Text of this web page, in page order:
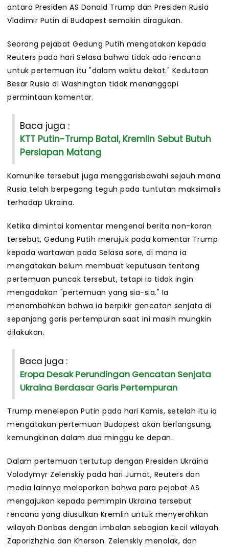
antara Presiden AS Donald Trump dan Presiden Rusia
Vladimir Putin di Budapest semakin diragukan.
Seorang pejabat Gedung Putih mengatakan kepada
Reuters pada hari Selasa bahwa tidak ada rencana
untuk pertemuan itu "dalam waktu dekat." Kedutaan
Besar Rusia di Washington tidak menanggapi
permintaan komentar.
Baca juga :
KTT Putin-Trump Batal, Kremlin Sebut Butuh
Persiapan Matang
Komunike tersebut juga menggarisbawahi sejauh mana
Rusia telah berpegang teguh pada tuntutan maksimalis
terhadap Ukraina.
Ketika dimintai komentar mengenai berita non-koran
tersebut, Gedung Putih merujuk pada komentar Trump
kepada wartawan pada Selasa sore, di mana ia
mengatakan belum membuat keputusan tentang
pertemuan puncak tersebut, tetapi ia tidak ingin
mengadakan "pertemuan yang sia-sia." Ia
menambahkan bahwa ia berpikir gencatan senjata di
sepanjang garis pertempuran saat ini masih mungkin
dilakukan.
Baca juga :
Eropa Desak Perundingan Gencatan Senjata
Ukraina Berdasar Garis Pertempuran
Trump menelepon Putin pada hari Kamis, setelah itu ia
mengatakan pertemuan Budapest akan berlangsung,
kemungkinan dalam dua minggu ke depan.
Dalam pertemuan tertutup dengan Presiden Ukraina
Volodymyr Zelenskiy pada hari Jumat, Reuters dan
media lainnya melaporkan bahwa para pejabat AS
mengajukan kepada pemimpin Ukraina tersebut
rencana yang diusulkan Kremlin untuk menyerahkan
wilayah Donbas dengan imbalan sebagian kecil wilayah
Zaporizhzhia dan Kherson. Zelenskiy menolak, dan